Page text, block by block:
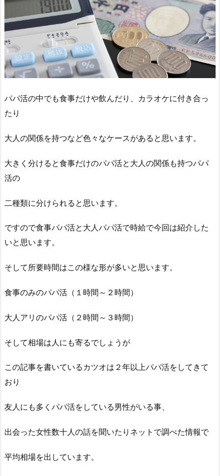
パパ活の中でも食事だけや飲んだり、カラオケに付き合っ
たり
大人の関係を持つなど色々なケースがあると思います。
大きく分けると食事だけのパパ活と大人の関係も持つパパ
活の
二種類に分けられると思います。
ですので食事パパ活と大人パパ活で時給で今回は紹介した
いと思います。
そして所要時間はこの様な形が多いと思います。
食事のみのパパ活（１時間～２時間）
大人アリのパパ活（２時間～３時間）
そして相場は人にも寄るでしょうが
この記事を書いているカツオは２年以上パパ活をしてきて
おり
友人にも多くパパ活をしている男性がいる事、
出会った女性数十人の話を聞いたりネットで調べた情報で
平均相場を出しています。